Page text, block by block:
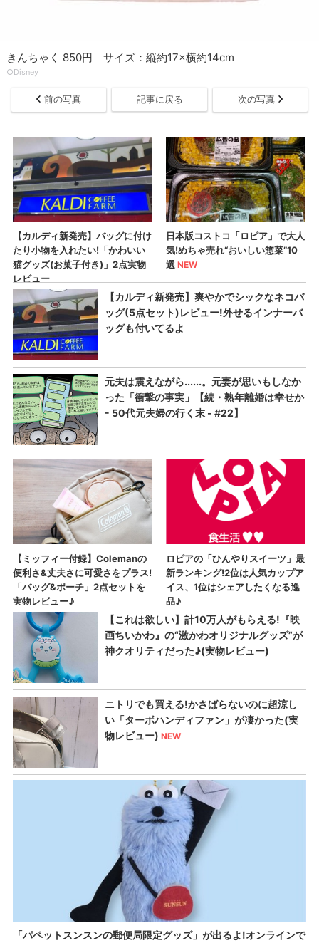
きんちゃく 850円｜サイズ：縦約17×横約14cm
©︎Disney
前の写真 記事に戻る 次の写真